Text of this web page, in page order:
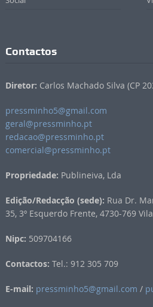
Contactos
Diretor: Carlos Machado Silva (CP
pressminho5@gmail.com
geral@pressminho.pt
redacao@pressminho.pt
comercial@pressminho.pt
Propriedade: Publineiva, Lda
Edição/Redacção (sede): Rua Dr.
35, 3º Esquerdo Frente, 4730-769
Nipc: 509704166
Contactos: Tel.: 912 305 709
E-mail: pressminho5@gmail.com /